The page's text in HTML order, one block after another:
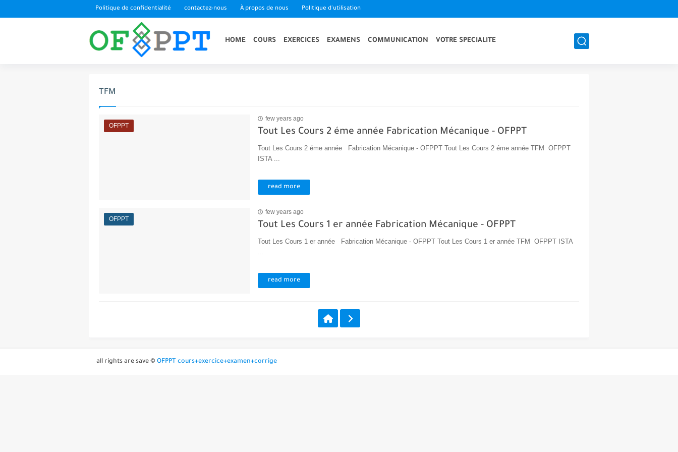
Politique de confidentialité contactez-nous À propos de nous Politique d'utilisation
HOME COURS EXERCICES EXAMENS COMMUNICATION VOTRE SPECIALITE
TFM
OFPPT
few years ago
Tout Les Cours 2 éme année Fabrication Mécanique - OFPPT
Tout Les Cours 2 éme année Fabrication Mécanique - OFPPT Tout Les Cours 2 éme année TFM OFPPT
ISTA ...
read more
OFPPT
few years ago
Tout Les Cours 1 er année Fabrication Mécanique - OFPPT
Tout Les Cours 1 er année Fabrication Mécanique - OFPPT Tout Les Cours 1 er année TFM OFPPT ISTA
...
read more
all rights are save © OFPPT cours+exercice+examen+corrige